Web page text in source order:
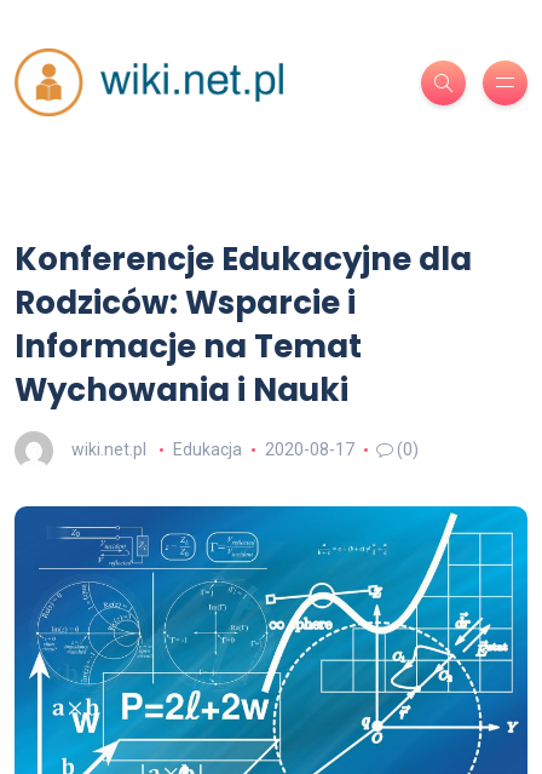
Konferencje Edukacyjne dla
Rodziców: Wsparcie i
Informacje na Temat
Wychowania i Nauki
wiki.net.pl Edukacja 2020-08-17 (0)